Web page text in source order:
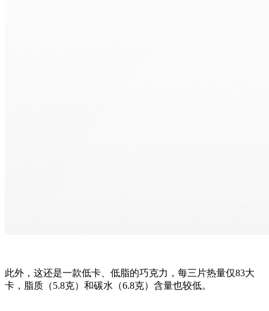
此外，这还是一款低卡、低脂的巧克力，每三片热量仅83大
卡，脂质（5.8克）和碳水（6.8克）含量也较低。